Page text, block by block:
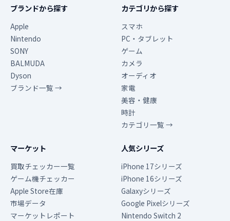
ブランドから探す
Apple
Nintendo
SONY
BALMUDA
Dyson
ブランド一覧 →
カテゴリから探す
スマホ
PC・タブレット
ゲーム
カメラ
オーディオ
家電
美容・健康
時計
カテゴリ一覧 →
マーケット
買取チェッカー一覧
ゲーム機チェッカー
Apple Store在庫
市場データ
マーケットレポート
人気シリーズ
iPhone 17シリーズ
iPhone 16シリーズ
Galaxyシリーズ
Google Pixelシリーズ
Nintendo Switch 2